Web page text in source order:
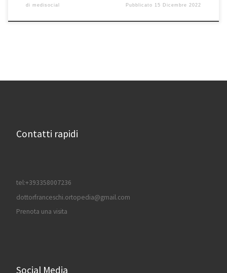
di medisocial Pubblicato 15 Dicembre 2022
Contatti rapidi
tel:+393358007236
dottorfranceschi.ortopedia@gmail.com
Prenota una visita
Social Media